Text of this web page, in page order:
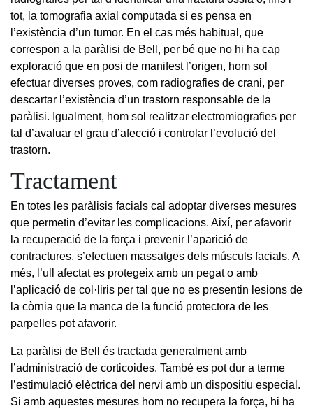
tot, la tomografia axial computada si es pensa en
l’existència d’un tumor. En el cas més habitual, que
correspon a la paràlisi de Bell, per bé que no hi ha cap
exploració que en posi de manifest l’origen, hom sol
efectuar diverses proves, com radiografies de crani, per
descartar l’existència d’un trastorn responsable de la
paràlisi. Igualment, hom sol realitzar electromiografies per
tal d’avaluar el grau d’afecció i controlar l’evolució del
trastorn.
Tractament
En totes les paràlisis facials cal adoptar diverses mesures
que permetin d’evitar les complicacions. Així, per afavorir
la recuperació de la força i prevenir l’aparició de
contractures, s’efectuen massatges dels músculs facials. A
més, l’ull afectat es protegeix amb un pegat o amb
l’aplicació de col·liris per tal que no es presentin lesions de
la còrnia que la manca de la funció protectora de les
parpelles pot afavorir.
La paràlisi de Bell és tractada generalment amb
l’administració de corticoides. També es pot dur a terme
l’estimulació elèctrica del nervi amb un dispositiu especial.
Si amb aquestes mesures hom no recupera la força, hi ha